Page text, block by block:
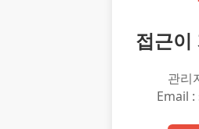
접근이
관리
Email